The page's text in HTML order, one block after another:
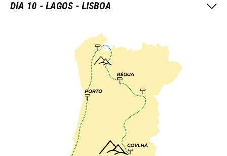
DIA 10 - LAGOS - LISBOA